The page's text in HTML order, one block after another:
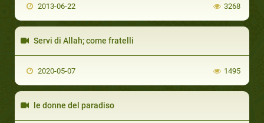
2013-06-22 3268
Servi di Allah; come fratelli
2020-05-07 1495
le donne del paradiso